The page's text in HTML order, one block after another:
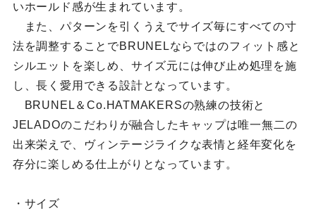
いホールド感が生まれています。
また、パターンを引くうえでサイズ毎にすべての寸
法を調整することでBRUNELならではのフィット感と
シルエットを楽しめ、サイズ元には伸び止め処理を施
し、長く愛用できる設計となっています。
BRUNEL＆Co.HATMAKERSの熟練の技術と
JELADOのこだわりが融合したキャップは唯一無二の
出来栄えで、ヴィンテージライクな表情と経年変化を
存分に楽しめる仕上がりとなっています。
・サイズ